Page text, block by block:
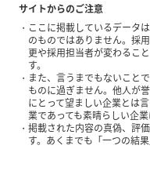
サイトからのご注意
ここに掲載しているデータ
のものではありません。採
更や採用担当者が変わるこ
す。
また、言うまでもないこと
ものに過ぎません。他人が
にとって望ましい企業とは
業であっても素晴らしい企業
掲載された内容の真偽、評
す。あくまでも「一つの結